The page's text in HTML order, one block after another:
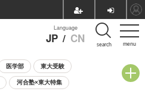
menu
Language
JP / CN search
医学部 東大受験
河合塾×東大特集